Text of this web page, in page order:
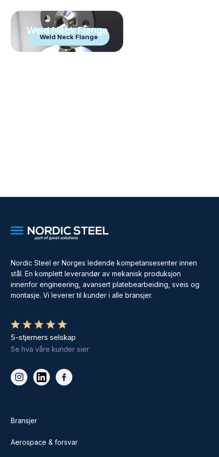
Weld Neck Flange
Weld Neck Flange
Nordic Steel er Norges ledende kompetansesenter innen
stål. En komplett leverandør av mekanisk produksjon
innenfor engineering, avansert platebearbeiding, sveis og
montasje. Vi leverer til kunder i alle bransjer.
5-stjerners selskap
Se hva våre kunder sier
Bransjer
Aerospace & forsvar